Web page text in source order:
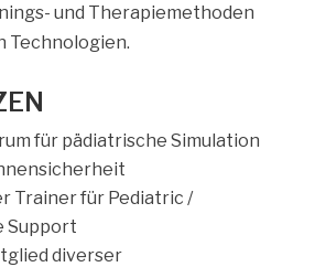
und Therapiemethoden
Technologien.
für pädiatrische Simulation
Trainer für Pediatric /
Support
diverser